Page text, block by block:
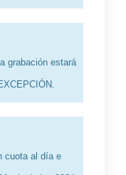
grabación estará
cuota al día e